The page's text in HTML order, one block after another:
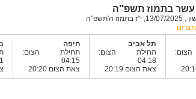
בתמוז תשפ"ה
ה'תשפ"ה
תל אביב
תחילת הצום:
04:18
צאת הצום 20:19
חיפה
תחילת הצום:
04:15
צאת הצום 20:20